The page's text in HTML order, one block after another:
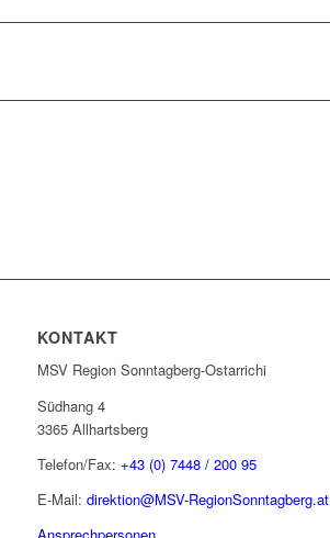
KONTAKT
MSV Region Sonntagberg-Ostarrichi
Südhang 4
3365 Allhartsberg
Telefon/Fax: +43 (0) 7448 / 200 95
E-Mail: direktion@MSV-RegionSonntagberg.at
Ansprechpersonen